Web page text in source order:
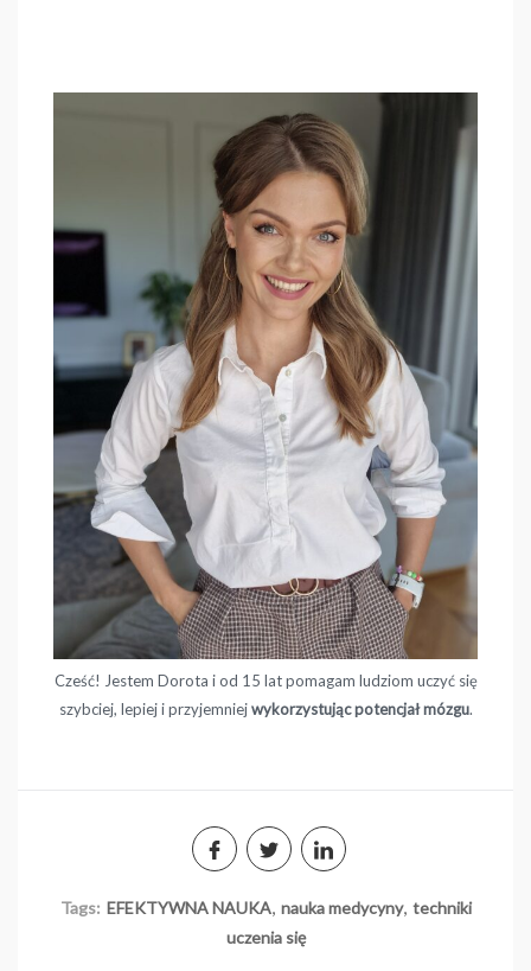
Cześć! Jestem Dorota i od 15 lat pomagam ludziom uczyć się
szybciej, lepiej i przyjemniejwykorzystując potencjał mózgu.
Tags: EFEKTYWNA NAUKA, nauka medycyny, techniki
uczenia się